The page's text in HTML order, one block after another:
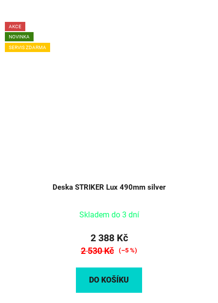
AKCE
NOVINKA
SERVIS ZDARMA
Deska STRIKER Lux 490mm silver
Skladem do 3 dní
2 388 Kč
2 530 Kč (–5 %)
DO KOŠÍKU